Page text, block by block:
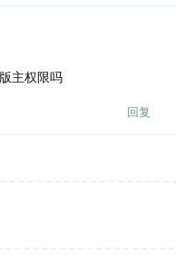
主权限吗
回复